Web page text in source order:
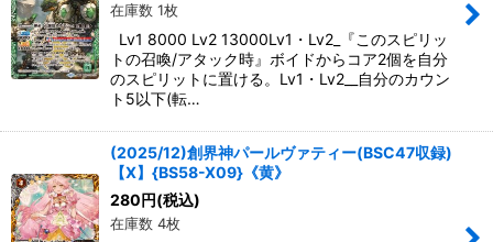
在庫数 1枚
Lv1 8000 Lv2 13000Lv1・Lv2_『このスピリッ
トの召喚/アタック時』ボイドからコア2個を自分
のスピリットに置ける。Lv1・Lv2__自分のカウン
ト5以下(転…
(2025/12)創界神パールヴァティー(BSC47収録)
【X】{BS58-X09}《黄》
280円(税込)
在庫数 4枚